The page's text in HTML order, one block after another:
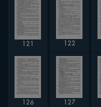
121 122
126 127